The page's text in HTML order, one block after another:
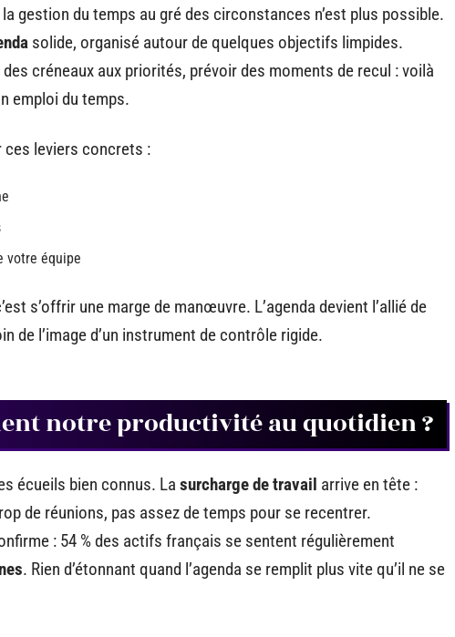
la gestion du temps au gré des circonstances n’est plus possible.
solide, organisé autour de quelques objectifs limpides.
créneaux aux priorités, prévoir des moments de recul : voilà
emploi du temps.
ces leviers concrets :
votre équipe
s’offrir une marge de manœuvre. L’agenda devient l’allié de
de l’image d’un instrument de contrôle rigide.
notre productivité au quotidien ?
écueils bien connus. La surcharge de travail arrive en tête :
de réunions, pas assez de temps pour se recentrer.
: 54 % des actifs français se sentent régulièrement
. Rien d’étonnant quand l’agenda se remplit plus vite qu’il ne se